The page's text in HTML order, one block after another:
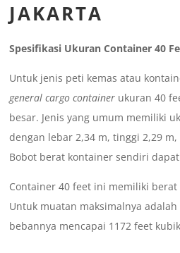
JAKARTA
Spesifikasi Ukuran Container 40
Untuk jenis peti kemas atau
general cargo container ukuran 40
besar. Jenis yang umum memiliki
dengan lebar 2,34 m, tinggi 2,29
Bobot berat kontainer sendiri
Container 40 feet ini memiliki berat
Untuk muatan maksimalnya adalah
bebannya mencapai 1172 feet